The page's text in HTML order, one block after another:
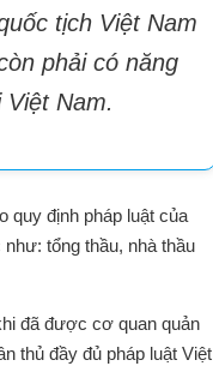
tịch Việt Nam
phải có năng
Nam.
quy định pháp luật của
tổng thầu, nhà thầu
đã được cơ quan quản
thủ đầy đủ pháp luật Việt